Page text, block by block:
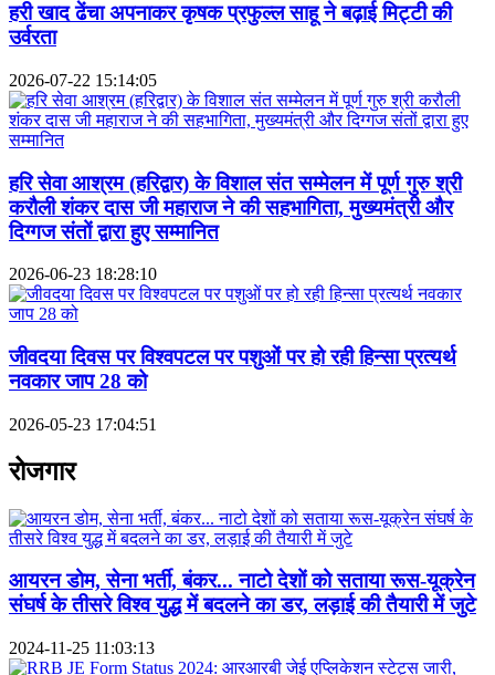
हरी खाद ढेंचा अपनाकर कृषक प्रफुल्ल साहू ने बढ़ाई मिट्टी की
उर्वरता
2026-07-22 15:14:05
हरि सेवा आश्रम (हरिद्वार) के विशाल संत सम्मेलन में पूर्ण गुरु श्री
करौली शंकर दास जी महाराज ने की सहभागिता, मुख्यमंत्री और
दिग्गज संतों द्वारा हुए सम्मानित
2026-06-23 18:28:10
जीवदया दिवस पर विश्वपटल पर पशुओं पर हो रही हिन्सा प्रत्यर्थ
नवकार जाप 28 को
2026-05-23 17:04:51
रोजगार
आयरन डोम, सेना भर्ती, बंकर... नाटो देशों को सताया रूस-यूक्रेन
संघर्ष के तीसरे विश्व युद्ध में बदलने का डर, लड़ाई की तैयारी में जुटे
2024-11-25 11:03:13